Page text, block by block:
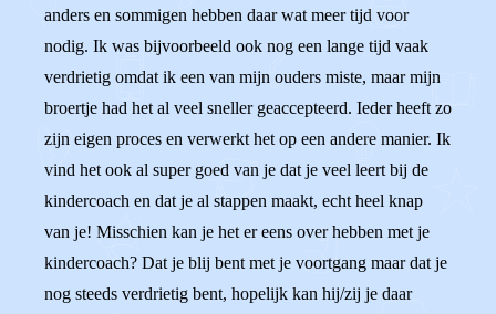
anders en sommigen hebben daar wat meer tijd voor
nodig. Ik was bijvoorbeeld ook nog een lange tijd vaak
verdrietig omdat ik een van mijn ouders miste, maar mijn
broertje had het al veel sneller geaccepteerd. Ieder heeft zo
zijn eigen proces en verwerkt het op een andere manier. Ik
vind het ook al super goed van je dat je veel leert bij de
kindercoach en dat je al stappen maakt, echt heel knap
van je! Misschien kan je het er eens over hebben met je
kindercoach? Dat je blij bent met je voortgang maar dat je
nog steeds verdrietig bent, hopelijk kan hij/zij je daar